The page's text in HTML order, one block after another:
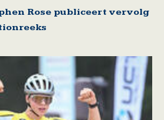
Rose publiceert vervolg